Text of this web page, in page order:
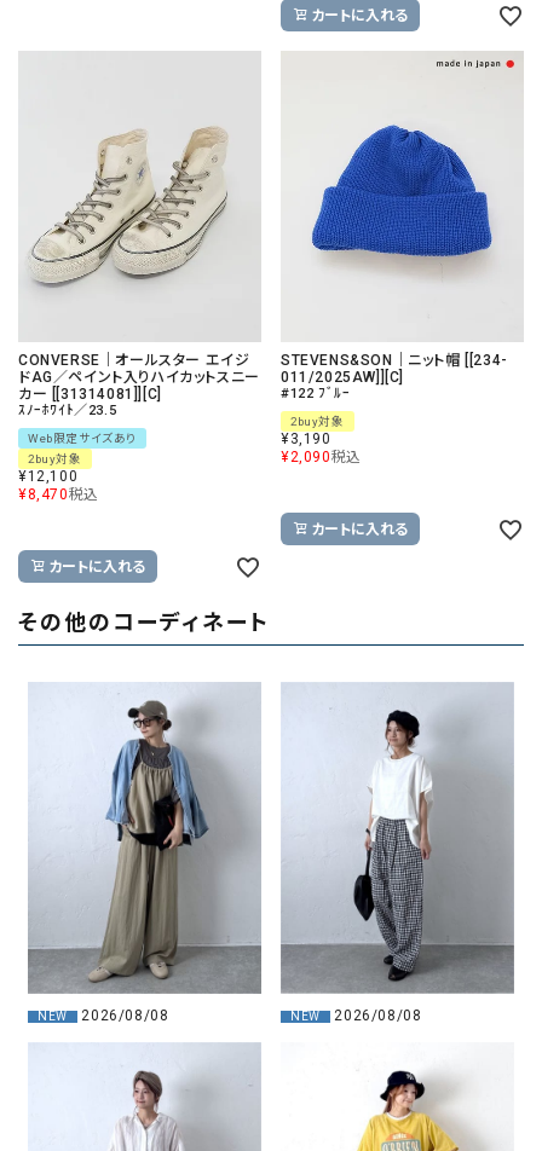
カートに入れる
CONVERSE｜オールスター エイジ
ドAG／ペイント入りハイカットスニー
カー [[31314081]][C]
ｽﾉｰﾎﾜｲﾄ／23.5
Web限定サイズあり
2buy対象
¥12,100
¥8,470税込
カートに入れる
STEVENS&SON｜ニット帽 [[234-
011/2025AW]][C]
#122 ﾌﾞﾙｰ
2buy対象
¥3,190
¥2,090税込
カートに入れる
その他のコーディネート
NEW 2026/08/08 NEW 2026/08/08